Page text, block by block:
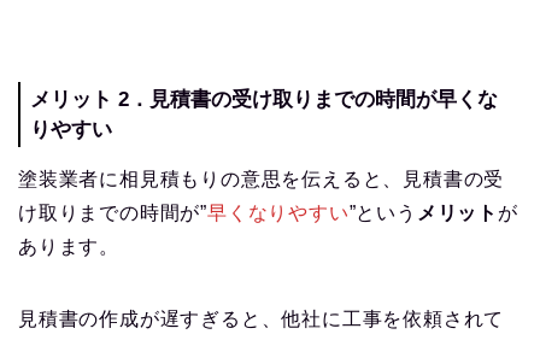
メリット 2．見積書の受け取りまでの時間が早くな
りやすい
塗装業者に相見積もりの意思を伝えると、見積書の受
け取りまでの時間が”早くなりやすい”という メリット が
あります。
見積書の作成が遅すぎると、他社に工事を依頼されて